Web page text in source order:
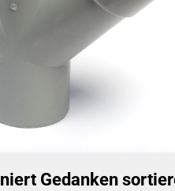
Gedanken